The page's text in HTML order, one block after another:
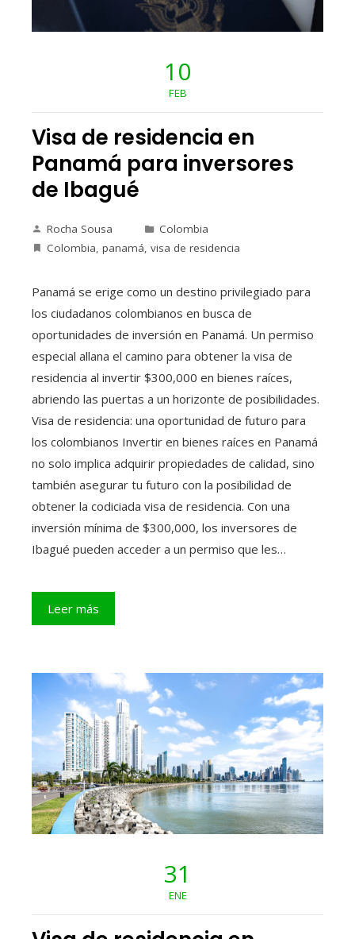
10
FEB
Visa de residencia en
Panamá para inversores
de Ibagué
Rocha Sousa
Colombia
Colombia, panamá, visa de residencia
Panamá se erige como un destino privilegiado para
los ciudadanos colombianos en busca de
oportunidades de inversión en Panamá. Un permiso
especial allana el camino para obtener la visa de
residencia al invertir $300,000 en bienes raíces,
abriendo las puertas a un horizonte de posibilidades.
Visa de residencia: una oportunidad de futuro para
los colombianos Invertir en bienes raíces en Panamá
no solo implica adquirir propiedades de calidad, sino
también asegurar tu futuro con la posibilidad de
obtener la codiciada visa de residencia. Con una
inversión mínima de $300,000, los inversores de
Ibagué pueden acceder a un permiso que les…
Leer más
31
ENE